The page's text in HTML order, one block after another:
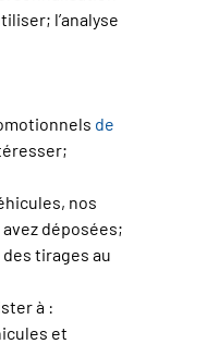
l’analyse
de
nos
déposées;
tirages au
à :
et